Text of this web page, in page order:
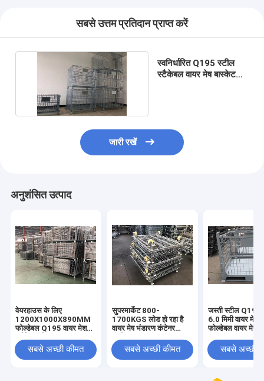
सबसे उत्तम प्रतिदान प्राप्त करें
स्वनिर्धारित Q195 स्टील
स्टैकेबल वायर मेष बास्केट
जारी रखें
अनुशंसित उत्पाद
वेयरहाउस के लिए
1200X1000X890MM
फोल्डेबल Q195 वायर मेश
सबसे अच्छी कीमत
सुपरमार्केट 800-
1700KGS लोड हो रहा है
वायर मेष भंडारण कंटेनर
सबसे अच्छी कीमत
जस्ती स्टील
6.0 मिमी वायर
फोल्डेबल वायर मेष
सबसे अच्छी